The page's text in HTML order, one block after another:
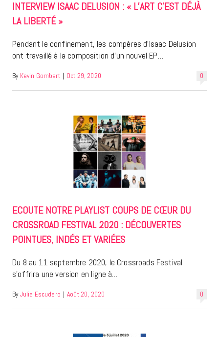
INTERVIEW ISAAC DELUSION : « L’ART C’EST DÉJÀ
LA LIBERTÉ »
Pendant le confinement, les compères d’Isaac Delusion
ont travaillé à la composition d’un nouvel EP…
0
By Kevin Gombert | Oct 29, 2020
ECOUTE NOTRE PLAYLIST COUPS DE CŒUR DU
CROSSROAD FESTIVAL 2020 : DÉCOUVERTES
POINTUES, INDÉS ET VARIÉES
Du 8 au 11 septembre 2020, le Crossroads Festival
s’offrira une version en ligne à…
0
By Julia Escudero | Août 20, 2020